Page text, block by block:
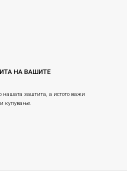
НА ВАШИТЕ
нашата заштита, а истото важи
купување.